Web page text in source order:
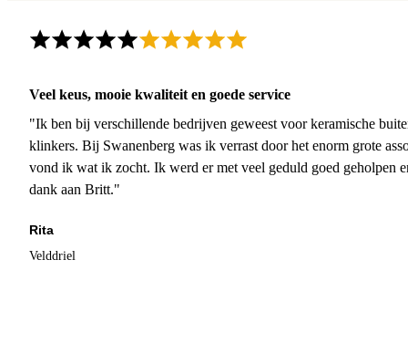
Veel keus, mooie kwaliteit en goede service
"Ik ben bij verschillende bedrijven geweest voor keramische
klinkers. Bij Swanenberg was ik verrast door het enorm grote
vond ik wat ik zocht. Ik werd er met veel geduld goed geholpen
dank aan Britt."
Rita
Velddriel